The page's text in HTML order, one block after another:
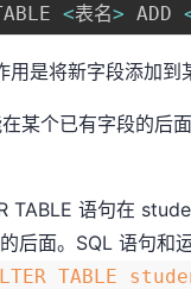
<表名> ADD
用是将新字段添加到
某个已有字段的后
TABLE 语句在
后面。SQL 语句和
TABLE